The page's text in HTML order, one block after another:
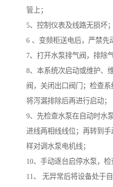
管上；
5、控制仪表及线路无损坏；
6 、变频柜送电后，严禁先
7、打开水泵排气阀，排除气
8、本系统次启动或维护、
阀，关闭出口阀门；检查
将泻漏排除后再进行启动；
9、先检查水泵在自动时水
进线两相线线位；再转到
样对调水泵电机线；
10、手动逐台启停水泵，检
11、 无异常后将设备处于自